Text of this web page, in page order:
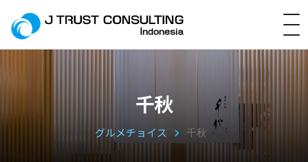
千秋
グルメチョイス 千秋